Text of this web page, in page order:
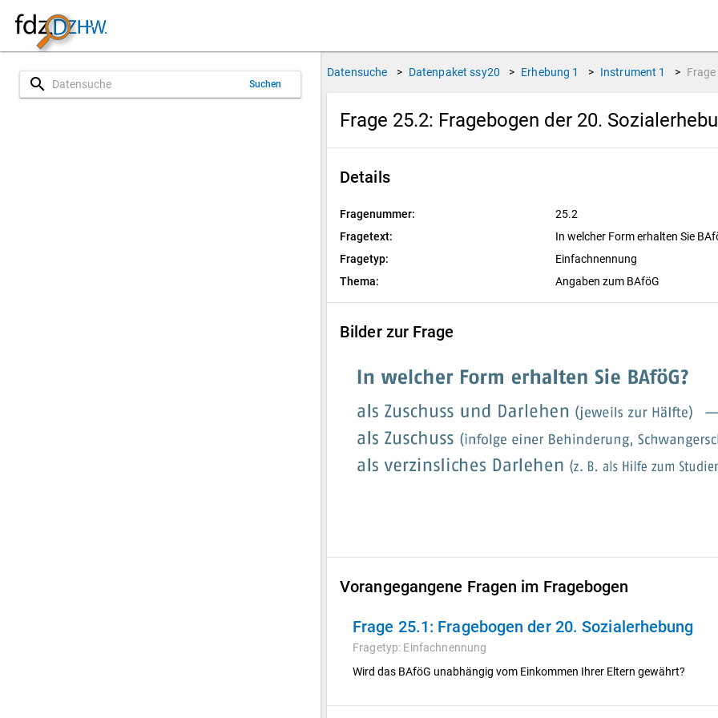
search Suchen
Datensuche > Datenpaket ssy20 > Erhebung 1 > Instrument 1 > Frage
Frage 25.2: Fragebogen der 20.
Details
Fragenummer:
25.2
Fragetext:
In welcher Form erhalten Sie
Fragetyp:
Einfachnennung
Thema:
Angaben zum BAföG
Bilder zur Frage
Vorangegangene Fragen im Fragebogen
Frage 25.1: Fragebogen der 20. Sozialerhebung
Fragetyp: Einfachnennung
Wird das BAföG unabhängig vom Einkommen Ihrer Eltern gewährt?